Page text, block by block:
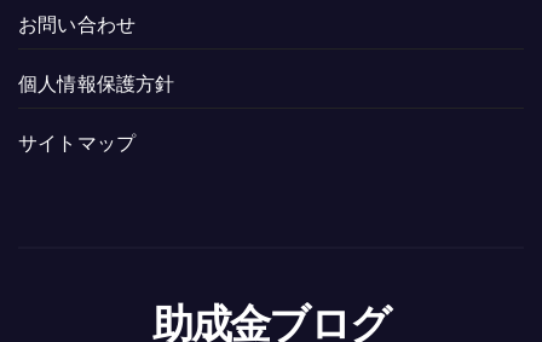
お問い合わせ
個人情報保護方針
サイトマップ
助成金ブログ